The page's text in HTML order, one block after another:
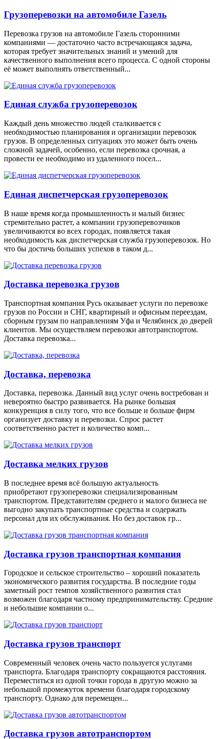
Грузоперевозки на автомобиле Газель
Перевозка грузов на автомобиле Газель сторонними
компаниями — достаточно часто встречающаяся задача,
которая требует значительных знаний и умений для
качественного выполнения всего процесса. С одной стороны
её может выполнять ответственный...
Единая служба грузоперевозок
Каждый день множество людей сталкивается с
необходимостью планирования и организации перевозок
грузов. В определенных ситуациях это может быть очень
сложной задачей, особенно, если перевозка срочная, а
провести ее необходимо из удаленного посел...
Единая диспетчерская грузоперевозок
В наше время когда промышленность и малый бизнес
стремительно растет, а компании грузоперевозчиков
увеличиваются во всех городах, появляется такая
необходимость как диспетчерская служба грузоперевозок. Но
что бы достичь больших успехов в таком д...
Доставка перевозка грузов
Транспортная компания Русь оказывает услуги по перевозке
грузов по России и СНГ, квартирный и офисным переездам,
сборным грузам по направлениям Уфа и Челябинск до дверей
клиентов. Мы осуществляем перевозки автотранспортом.
Доставка перевозка...
Доставка, перевозка
Доставка, перевозка. Данный вид услуг очень востребован и
невероятно быстро развивается. На рынке большая
конкуренция в силу того, что все больше и больше фирм
организует доставку и перевозки. Спрос растет
соответственно растет и количество комп...
Доставка мелких грузов
В последнее время всё большую актуальность
приобретают грузоперевозки специализированным
транспортом. Представителям среднего и малого бизнеса не
выгодно закупать транспортные средства и содержать
персонал для их обслуживания. Но без доставок гр...
Доставка грузов транспортная компания
Городское и сельское строительство – хороший показатель
экономического развития государства. В последние годы
заметный рост темпов хозяйственного развития стал
возможен благодаря частному предпринимательству. Средние
и небольшие компании о...
Доставка грузов транспорт
Современный человек очень часто пользуется услугами
транспорта. Благодаря транспорту сокращаются расстояния.
Переместиться из одной точки города в другую можно за
небольшой промежуток времени благодаря городскому
транспорту. Однако для перемещен...
Доставка грузов автотранспортом